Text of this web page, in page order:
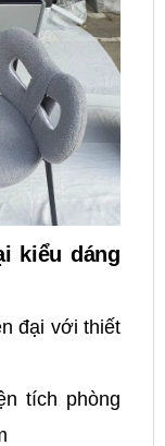
kiểu dáng
đại với thiết
tích phòng